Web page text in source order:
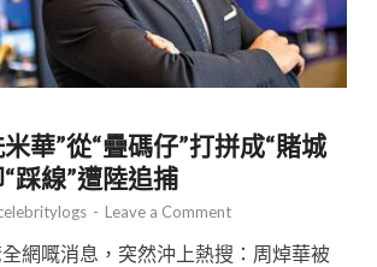
華”從“疊碼仔”打拼成“賭城
踩線”遭陸追捕
- Leave a Comment
網嘅消息，突然沖上熱搜：周焯華被